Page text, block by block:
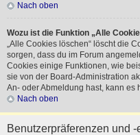
Nach oben
Wozu ist die Funktion „Alle
„Alle Cookies löschen“ löscht die
sorgen, dass du im Forum
Cookies einige Funktionen, wie
sie von der Board-Administration
An- oder Abmeldung hast, kann
Nach oben
Benutzerpräferenzen und